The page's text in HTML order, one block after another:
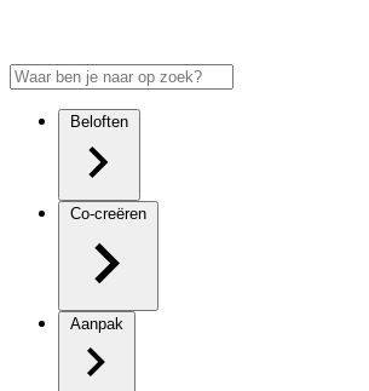
Beloften
Co-creëren
Aanpak